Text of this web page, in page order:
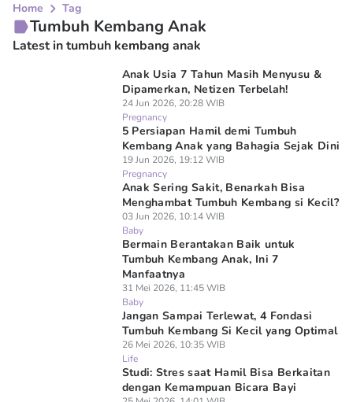
Home Tag
Tumbuh Kembang Anak
Latest in tumbuh kembang anak
Anak Usia 7 Tahun Masih Menyusu &
Dipamerkan, Netizen Terbelah!
24 Jun 2026, 20:28 WIB
Pregnancy
5 Persiapan Hamil demi Tumbuh
Kembang Anak yang Bahagia Sejak Dini
19 Jun 2026, 19:12 WIB
Pregnancy
Anak Sering Sakit, Benarkah Bisa
Menghambat Tumbuh Kembang si Kecil?
03 Jun 2026, 10:14 WIB
Baby
Bermain Berantakan Baik untuk
Tumbuh Kembang Anak, Ini 7
Manfaatnya
31 Mei 2026, 11:45 WIB
Baby
Jangan Sampai Terlewat, 4 Fondasi
Tumbuh Kembang Si Kecil yang Optimal
26 Mei 2026, 10:35 WIB
Life
Studi: Stres saat Hamil Bisa Berkaitan
dengan Kemampuan Bicara Bayi